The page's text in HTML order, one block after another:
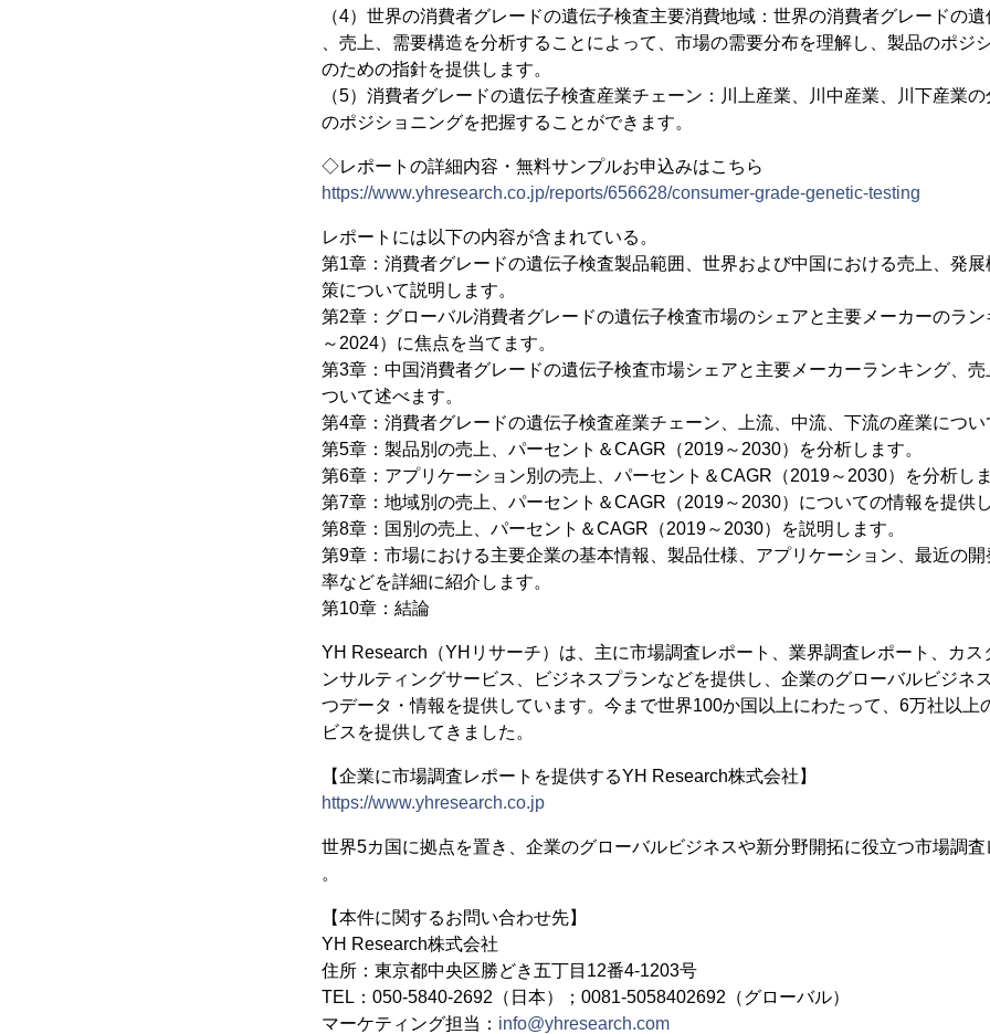
（4）世界の消費者グレードの遺伝子検査主要消費地域：世界の消費者グレードの
、売上、需要構造を分析することによって、市場の需要分布を理解し、製品のポジ
のための指針を提供します。
（5）消費者グレードの遺伝子検査産業チェーン：川上産業、川中産業、川下産業
のポジショニングを把握することができます。
◇レポートの詳細内容・無料サンプルお申込みはこちら
https://www.yhresearch.co.jp/reports/656628/consumer-grade-genetic-testing
レポートには以下の内容が含まれている。
第1章：消費者グレードの遺伝子検査製品範囲、世界および中国における売上、発
策について説明します。
第2章：グローバル消費者グレードの遺伝子検査市場のシェアと主要メーカーのラ
～2024）に焦点を当てます。
第3章：中国消費者グレードの遺伝子検査市場シェアと主要メーカーランキング、
ついて述べます。
第4章：消費者グレードの遺伝子検査産業チェーン、上流、中流、下流の産業につい
第5章：製品別の売上、パーセント＆CAGR（2019～2030）を分析します。
第6章：アプリケーション別の売上、パーセント＆CAGR（2019～2030）を分析しま
第7章：地域別の売上、パーセント＆CAGR（2019～2030）についての情報を提供し
第8章：国別の売上、パーセント＆CAGR（2019～2030）を説明します。
第9章：市場における主要企業の基本情報、製品仕様、アプリケーション、最近の
率などを詳細に紹介します。
第10章：結論
YH Research（YHリサーチ）は、主に市場調査レポート、業界調査レポート、カス
ンサルティングサービス、ビジネスプランなどを提供し、企業のグローバルビジネ
つデータ・情報を提供しています。今まで世界100か国以上にわたって、6万社以上
ビスを提供してきました。
【企業に市場調査レポートを提供するYH Research株式会社】
https://www.yhresearch.co.jp
世界5カ国に拠点を置き、企業のグローバルビジネスや新分野開拓に役立つ市場調
。
【本件に関するお問い合わせ先】
YH Research株式会社
住所：東京都中央区勝どき五丁目12番4-1203号
TEL：050-5840-2692（日本）；0081-5058402692（グローバル）
マーケティング担当： info@yhresearch.com